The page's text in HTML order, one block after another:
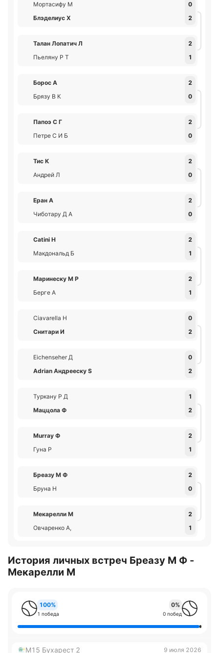
Мортасифу М
0
Блэделиус Х
2
Талан Лопатич Л
2
Пьеляну Р Т
1
Борос А
2
Брязу В К
0
Папоэ C Г
2
Петре С И Б
0
Тис К
2
Андрей Л
0
Еран А
2
Чиботару Д А
0
Catini Н
2
Макдональд Б
1
Маринеску М Р
2
Берге А
1
Ciavarella Н
0
Снитари И
2
Eichenseher Д
0
Adrian Андрееску S
2
Туркану Р Д
1
Маццола Ф
2
Murray Ф
2
Гуна Р
1
Бреазу М Ф
2
Бруна Н
0
Мекарелли М
2
Овчаренко А,
1
История личных встреч Бреазу М Ф -
Мекарелли М
100%
1 победа
0%
0 побед
M15 Бухарест 2 9 июля 2026